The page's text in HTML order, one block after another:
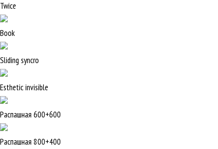
Twice
Book
Sliding syncro
Esthetic invisible
Распашная 600+600
Распашная 800+400